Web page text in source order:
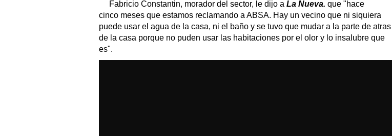
Edictos
Teléfonos de urgencia
Fabricio Constantin, morador del sector, le dijo a La Nueva. que "hace
cinco meses que estamos reclamando a ABSA. Hay un vecino que ni siquiera
puede usar el agua de la casa, ni el baño y se tuvo que mudar a la parte de atras
de la casa porque no puden usar las habitaciones por el olor y lo insalubre que
es".